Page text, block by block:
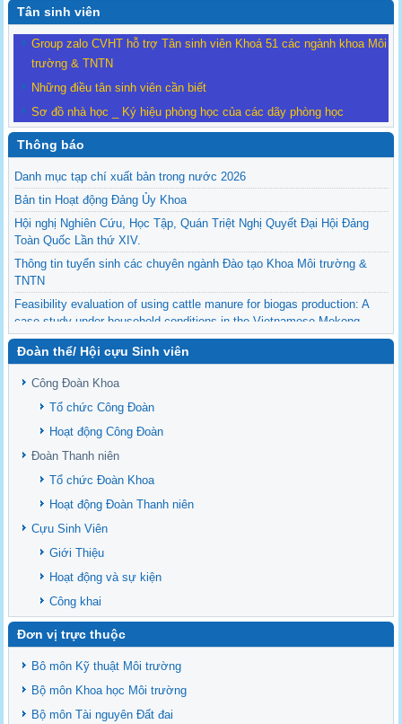
Tân sinh viên
Group zalo CVHT hỗ trợ Tân sinh viên Khoá 51 các ngành khoa Môi
trường & TNTN
Những điều tân sinh viên cần biết
Sơ đồ nhà học _ Ký hiệu phòng học của các dãy phòng học
Thông báo
Danh mục tạp chí xuất bản trong nước 2026
Bản tin Hoạt động Đảng Ủy Khoa
Hội nghị Nghiên Cứu, Học Tập, Quán Triệt Nghị Quyết Đại Hội Đảng
Toàn Quốc Lần thứ XIV.
Thông tin tuyển sinh các chuyên ngành Đào tạo Khoa Môi trường &
TNTN
Feasibility evaluation of using cattle manure for biogas production: A
case study under household conditions in the Vietnamese Mekong
Delta
Sediment properties in flood-based farming systems in the Vietnamese
upstream Mekong Delta
Danh mục tạp chí xuất bản Quốc Tế 2026
Danh Mục các Đề Tài NCKH cấp Tỉnh năm 2024
Văn bản - Quy định
Ban chấp hành Đảng bộ khoa
Đoàn thể/ Hội cựu Sinh viên
Công Đoàn Khoa
Tổ chức Công Đoàn
Hoạt động Công Đoàn
Đoàn Thanh niên
Tổ chức Đoàn Khoa
Hoạt động Đoàn Thanh niên
Cựu Sinh Viên
Giới Thiệu
Hoạt động và sự kiện
Công khai
Đơn vị trực thuộc
Bô môn Kỹ thuật Môi trường
Bộ môn Khoa học Môi trường
Bộ môn Tài nguyên Đất đai